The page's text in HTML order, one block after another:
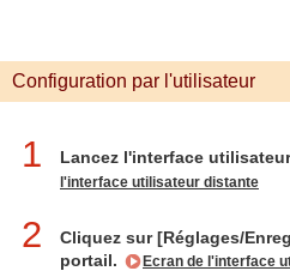
Configuration par l'utilisateur
1 Lancez l'interface
l'interface utilisateur distante
2
Cliquez sur [Réglages/
portail.
Ecran de l'interface